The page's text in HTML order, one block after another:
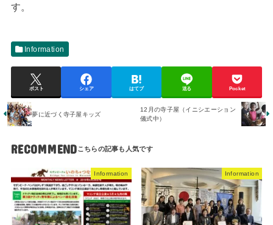
す。
Information
ポスト シェア はてブ 送る Pocket
夢に近づく寺子屋キッズ
12月の寺子屋（イニシエーション
儀式中）
RECOMMEND
Information Information